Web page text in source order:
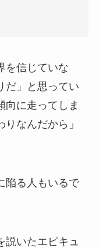
を信じていな
だ」と思ってい
向に走ってしま
なんだから」
陥る人もいるで
説いたエピキュ